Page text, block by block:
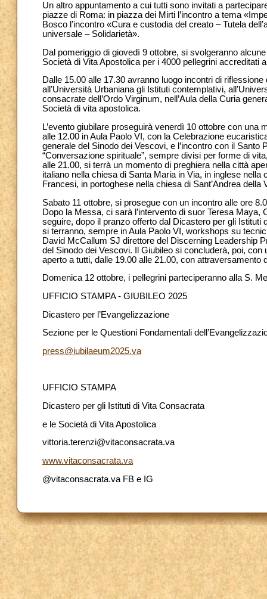
Un altro appuntamento a cui tutti sono invitati a
piazze di Roma: in piazza dei Mirti l’incontro a tema
Bosco l’incontro «Cura e custodia del creato – Tutela
universale – Solidarietà».
Dal pomeriggio di giovedì 9 ottobre, si svolgeranno
Società di Vita Apostolica per i 4000 pellegrini accreditati
Dalle 15.00 alle 17.30 avranno luogo incontri di
all’Università Urbaniana gli Istituti contemplativi,
consacrate dell’Ordo Virginum, nell’Aula della Curia
Società di vita apostolica.
L’evento giubilare proseguirà venerdì 10 ottobre con una
alle 12.00 in Aula Paolo VI, con la Celebrazione
generale del Sinodo dei Vescovi, e l’incontro con il
“Conversazione spirituale”, sempre divisi per forme di
alle 21.00, si terrà un momento di preghiera nella città
italiano nella chiesa di Santa Maria in Via, in inglese
Francesi, in portoghese nella chiesa di Sant’Andrea
Sabato 11 ottobre, si prosegue con un incontro alle ore
Dopo la Messa, ci sarà l’intervento di suor Teresa
seguire, dopo il pranzo offerto dal Dicastero per gli
si terranno, sempre in Aula Paolo VI, workshops su
David McCallum SJ direttore del Discerning Leadership
del Sinodo dei Vescovi. Il Giubileo si concluderà, poi,
aperto a tutti, dalle 19.00 alle 21.00, con attraversamento
Domenica 12 ottobre, i pellegrini parteciperanno alla S.
UFFICIO STAMPA - GIUBILEO 2025
Dicastero per l’Evangelizzazione
Sezione per le Questioni Fondamentali
press@iubilaeum2025.va
UFFICIO STAMPA
Dicastero per gli Istituti di Vita Consacrata
e le Società di Vita Apostolica
vittoria.terenzi@vitaconsacrata.va
www.vitaconsacrata.va
@vitaconsacrata.va FB e IG